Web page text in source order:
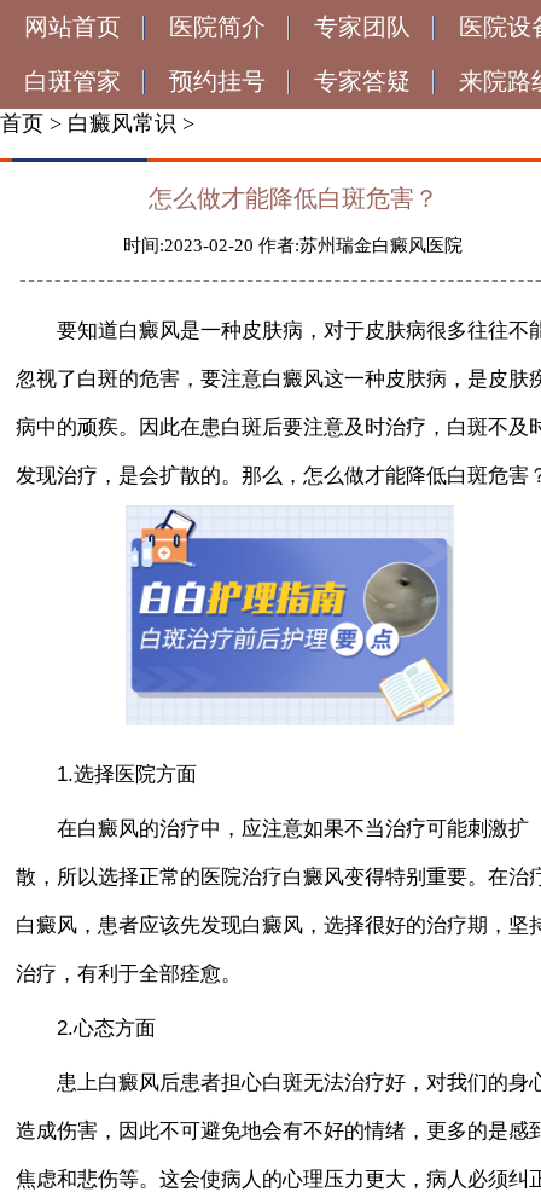
网站首页 医院简介 专家团队 医院设
白斑管家 预约挂号 专家答疑 来院路
首页 > 白癜风常识 >
怎么做才能降低白斑危害？
时间:2023-02-20 作者:苏州瑞金白癜风医院
要知道白癜风是一种皮肤病，对于皮肤病很多往往不
忽视了白斑的危害，要注意白癜风这一种皮肤病，是皮肤
病中的顽疾。因此在患白斑后要注意及时治疗，白斑不及
发现治疗，是会扩散的。那么，怎么做才能降低白斑危害
1.选择医院方面
在白癜风的治疗中，应注意如果不当治疗可能刺激扩
散，所以选择正常的医院治疗白癜风变得特别重要。在治
白癜风，患者应该先发现白癜风，选择很好的治疗期，坚
治疗，有利于全部痊愈。
2.心态方面
患上白癜风后患者担心白斑无法治疗好，对我们的身
造成伤害，因此不可避免地会有不好的情绪，更多的是感
焦虑和悲伤等。这会使病人的心理压力更大，病人必须纠